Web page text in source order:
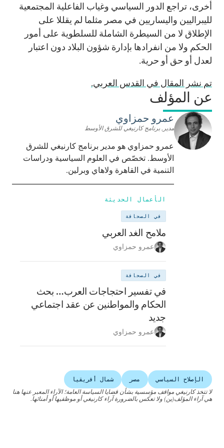
أخرى، تراجع الدور السياسي وغياب الفاعلية المجتمعية
لليبراليين واليساريين في مصر مثلما لم يقللا على
الإطلاق لا من السيطرة الشاملة للسلطوية على أمور
الحكم ولا من انفرادها بإدارة شؤون البلاد دون اعتبار
لعدل أو حق أو حرية.
تم نشر المقال في القدس العربي.
عن المؤلف
عمرو حمزاوي
مدير, برنامج كارنيغي للشرق الأوسط
عمرو حمزاوي هو مدير برنامج كارنيغي للشرق
الأوسط. تخصّص في العلوم السياسية ودراسات
التنمية في القاهرة ولاهاي وبرلين.
الأعمال الحديثة
في الصحافة
ملامح الغد العربي
عمرو حمزاوي
في الصحافة
في تفسير احتجاجات العرب… بحث
الحكام والمواطنين عن عقد اجتماعي
جديد
عمرو حمزاوي
الإصلاح السياسي مصر
شمال أفريقيا
لا تتخذ كارنيغي مواقف مؤسسية بشأن قضايا السياسة العامة؛ الآراء المعبر عنها هنا
هي آراء المؤلف(ين) ولا تعكس بالضرورة آراء كارنيغي أو موظفيها أو أمنائها.